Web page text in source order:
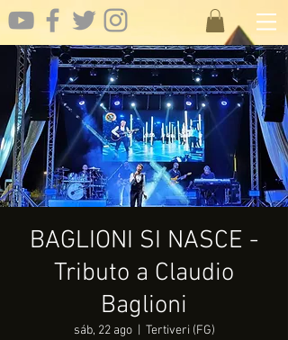
BAGLIONI SI NASCE -
Tributo a Claudio
Baglioni
sáb, 22 ago
  |
Tertiveri (FG)